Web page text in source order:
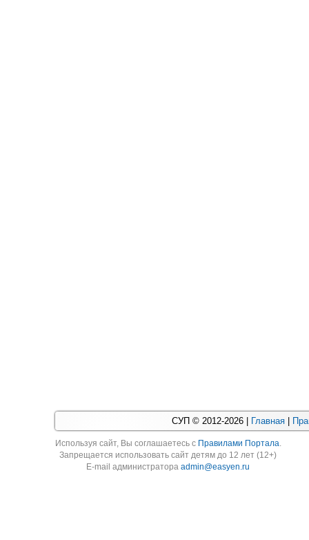
СУП © 2012-2026 | Главная
Используя cайт, Вы соглашаетесь с Правилами Портала.
Запрещается использовать сайт детям до 12 лет (12+)
E-mail администратораadmin@easyen.ru